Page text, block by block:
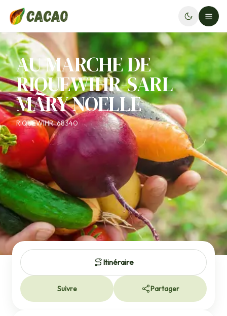
AU MARCHE DE
RIQUEWIHR-SARL
MARY NOELLE
RIQUEWIHR · 68340
Itinéraire
Suivre Partager